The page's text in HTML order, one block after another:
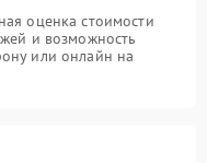
оценка стоимости
и возможность
или онлайн на